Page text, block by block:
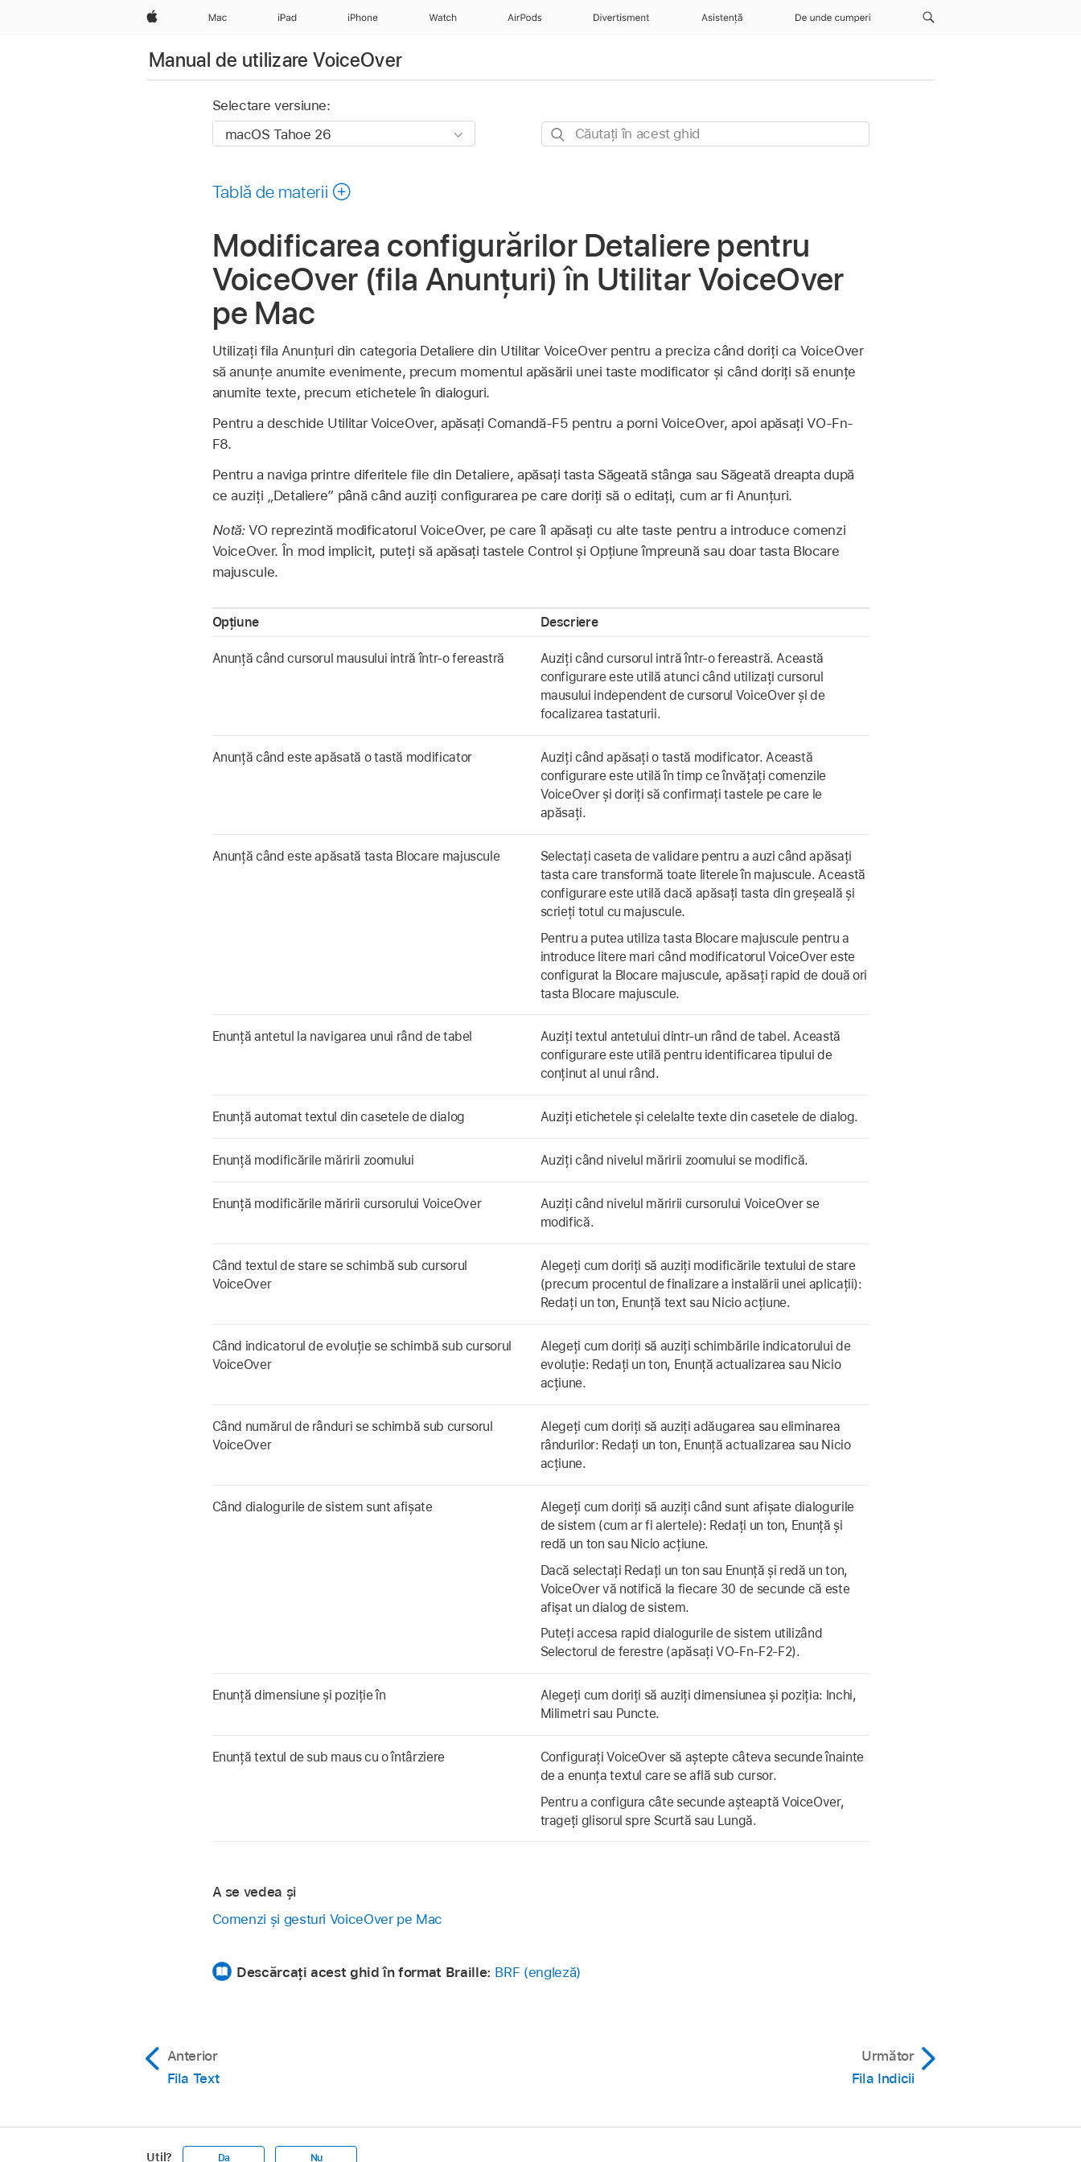
Apple Mac iPad iPhone Watch AirPods Divertisment Asistență De unde cumperi
Manual de utilizare VoiceOver
Selectare versiune:
Căutați
Tablă de materii
Modificarea configurărilor Detaliere pentru
VoiceOver (fila Anunțuri) în Utilitar VoiceOver
pe Mac
Utilizați fila Anunțuri din categoria Detaliere din Utilitar VoiceOver pentru a preciza când doriți ca VoiceOver
să anunțe anumite evenimente, precum momentul apăsării unei taste modificator și când doriți să enunțe
anumite texte, precum etichetele în dialoguri.
Pentru a deschide Utilitar VoiceOver, apăsați Comandă-F5 pentru a porni VoiceOver, apoi apăsați VO-Fn-
F8.
Pentru a naviga printre diferitele file din Detaliere, apăsați tasta Săgeată stânga sau Săgeată dreapta după
ce auziți „Detaliere” până când auziți configurarea pe care doriți să o editați, cum ar fi Anunțuri.
Notă:VO reprezintă modificatorul VoiceOver, pe care îl apăsați cu alte taste pentru a introduce comenzi
VoiceOver. În mod implicit, puteți să apăsați tastele Control și Opțiune împreună sau doar tasta Blocare
majuscule.
Opțiune Descriere
Anunță când cursorul mausului intră într-o fereastră
Auziți când cursorul intră într-o fereastră. Această
configurare este utilă atunci când utilizați cursorul
mausului independent de cursorul VoiceOver și de
focalizarea tastaturii.
Anunță când este apăsată o tastă modificator
Auziți când apăsați o tastă modificator. Această
configurare este utilă în timp ce învățați comenzile
VoiceOver și doriți să confirmați tastele pe care le
apăsați.
Anunță când este apăsată tasta Blocare majuscule
Selectați caseta de validare pentru a auzi când apăsați
tasta care transformă toate literele în majuscule. Această
configurare este utilă dacă apăsați tasta din greșeală și
scrieți totul cu majuscule.
Pentru a putea utiliza tasta Blocare majuscule pentru a
introduce litere mari când modificatorul VoiceOver este
configurat la Blocare majuscule, apăsați rapid de două ori
tasta Blocare majuscule.
Enunță antetul la navigarea unui rând de tabel
Auziți textul antetului dintr-un rând de tabel. Această
configurare este utilă pentru identificarea tipului de
conținut al unui rând.
Enunță automat textul din casetele de dialog Auziți etichetele și celelalte texte din casetele de dialog.
Enunță modificările măririi zoomului Auziți când nivelul măririi zoomului se modifică.
Enunță modificările măririi cursorului VoiceOver
Auziți când nivelul măririi cursorului VoiceOver se
modifică.
Când textul de stare se schimbă sub cursorul
VoiceOver
Alegeți cum doriți să auziți modificările textului de stare
(precum procentul de finalizare a instalării unei aplicații):
Redați un ton, Enunță text sau Nicio acțiune.
Când indicatorul de evoluție se schimbă sub cursorul
VoiceOver
Alegeți cum doriți să auziți schimbările indicatorului de
evoluție: Redați un ton, Enunță actualizarea sau Nicio
acțiune.
Când numărul de rânduri se schimbă sub cursorul
VoiceOver
Alegeți cum doriți să auziți adăugarea sau eliminarea
rândurilor: Redați un ton, Enunță actualizarea sau Nicio
acțiune.
Când dialogurile de sistem sunt afișate
Alegeți cum doriți să auziți când sunt afișate dialogurile
de sistem (cum ar fi alertele): Redați un ton, Enunță și
redă un ton sau Nicio acțiune.
Dacă selectați Redați un ton sau Enunță și redă un ton,
VoiceOver vă notifică la fiecare 30 de secunde că este
afișat un dialog de sistem.
Puteți accesa rapid dialogurile de sistem utilizând
Selectorul de ferestre (apăsați VO-Fn-F2-F2).
Enunță dimensiune și poziție în
Alegeți cum doriți să auziți dimensiunea și poziția: Inchi,
Milimetri sau Puncte.
Enunță textul de sub maus cu o întârziere
Configurați VoiceOver să aștepte câteva secunde înainte
de a enunța textul care se află sub cursor.
Pentru a configura câte secunde așteaptă VoiceOver,
trageți glisorul spre Scurtă sau Lungă.
A se vedea și
Comenzi și gesturi VoiceOver pe Mac
Descărcați acest ghid în format Braille: BRF (engleză)
Anterior
Fila Text
Următor
Fila Indicii
Util? Da Nu